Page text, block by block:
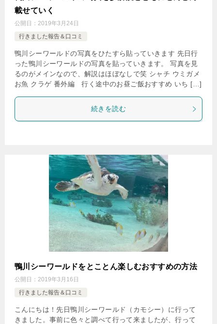
載せていく
公開日： 2019年3月24日
行きました報告＆口コミ
鴨川シーワールドの写真をひたすら貼っていきます 先日行
った鴨川シーワールドの写真を貼っていきます。 写真を見
るのがメインなので、解説はほぼなしで笑 シャチ ウミガメ
お魚 クラゲ 番外編 行く途中のお昼ご飯おすすめ いち […]
続きを読む
鴨川シーワールドをとことん楽しむおすすめの方法
公開日： 2019年3月16日
行きました報告＆口コミ
こんにちは！先日鴨川シーワールド（カモシー）に行って
きました。事前に色々と調べて行って来ましたが、行って